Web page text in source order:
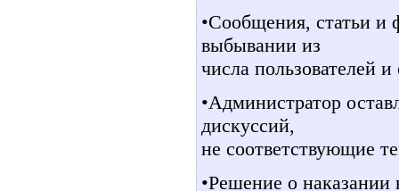
•Сообщения, статьи и
выбывании из
числа пользователей
•Администратор
дискуссий,
не соответствующие
•Решение о